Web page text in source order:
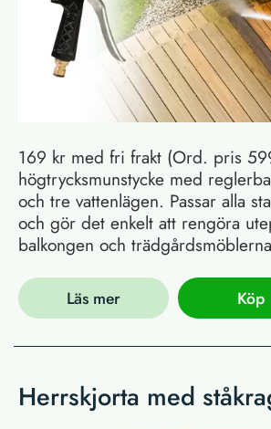
169 kr med fri frakt (Ord. pris
högtrycksmunstycke med
och tre vattenlägen. Passar alla
och gör det enkelt att rengöra
balkongen och
Läs mer Köp
Herrskjorta med